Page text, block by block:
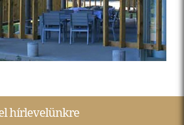
hírlevelünkre